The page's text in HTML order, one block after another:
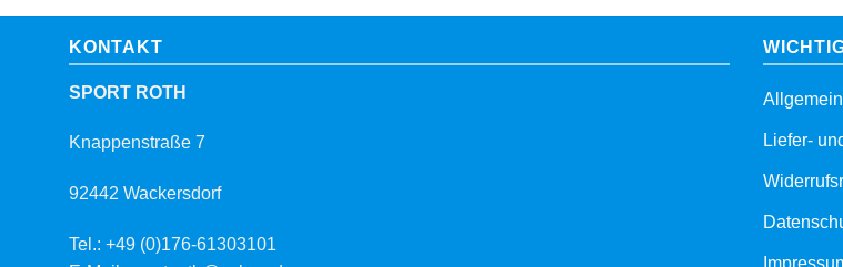
KONTAKT
SPORT ROTH
Knappenstraße 7
92442 Wackersdorf
Tel.: +49 (0)176-61303101
Liefer-